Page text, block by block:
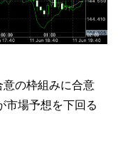
意の枠組みに合意
市場予想を下回る